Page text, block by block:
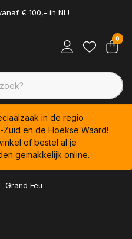
€ 100,- in NL!
0
in de regio
en de Hoekse Waard!
of bestel al je
gemakkelijk online.
Grand Feu